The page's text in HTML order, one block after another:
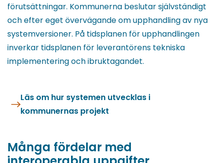
förutsättningar. Kommunerna beslutar självständigt
och efter eget övervägande om upphandling av nya
systemversioner. På tidsplanen för upphandlingen
inverkar tidsplanen för leverantörens tekniska
implementering och ibruktagandet.
Läs om hur systemen utvecklas i
kommunernas projekt
Många fördelar med